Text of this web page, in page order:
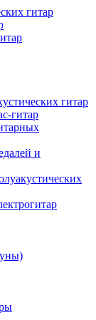
гитар
гитар
гитар
и